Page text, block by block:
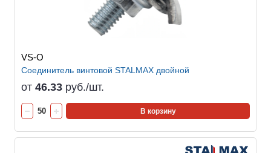
VS-O
Соединитель винтовой STALMAX двойной
от 46.33 руб./шт.
В корзину